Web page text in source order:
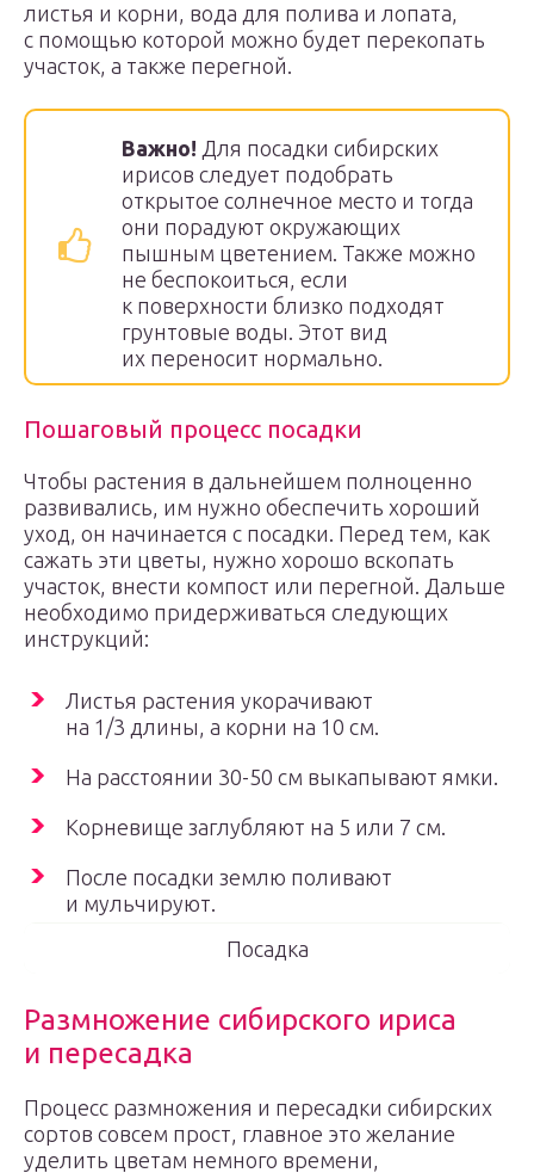
листья и корни, вода для полива и лопата,
с помощью которой можно будет перекопать
участок, а также перегной.
Важно! Для посадки сибирских
ирисов следует подобрать
открытое солнечное место и тогда
они порадуют окружающих
пышным цветением. Также можно
не беспокоиться, если
к поверхности близко подходят
грунтовые воды. Этот вид
их переносит нормально.
Пошаговый процесс посадки
Чтобы растения в дальнейшем полноценно
развивались, им нужно обеспечить хороший
уход, он начинается с посадки. Перед тем, как
сажать эти цветы, нужно хорошо вскопать
участок, внести компост или перегной. Дальше
необходимо придерживаться следующих
инструкций:
Листья растения укорачивают
на 1/3 длины, а корни на 10 см.
На расстоянии 30-50 см выкапывают ямки.
Корневище заглубляют на 5 или 7 см.
После посадки землю поливают
и мульчируют.
Посадка
Размножение сибирского ириса
и пересадка
Процесс размножения и пересадки сибирских
сортов совсем прост, главное это желание
уделить цветам немного времени,